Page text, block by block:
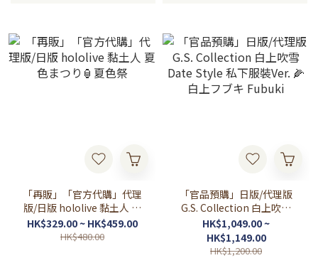
「再販」「官方代購」代理
版/日版 hololive 黏土人 夏
色まつり🏮夏色祭
HK$329.00 ~ HK$459.00
HK$480.00
「官品預購」日版/代理版
G.S. Collection 白上吹雪
Date Style 私下服裝Ver. 🌽
白上フブキ Fubuki
HK$1,049.00 ~
HK$1,149.00
HK$1,200.00